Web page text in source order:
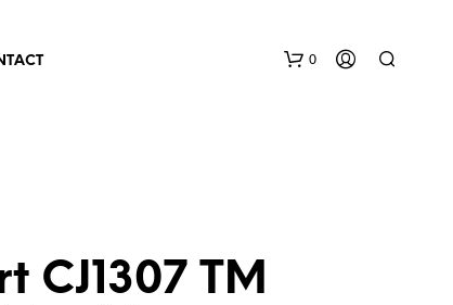
0
CJ1307 TM